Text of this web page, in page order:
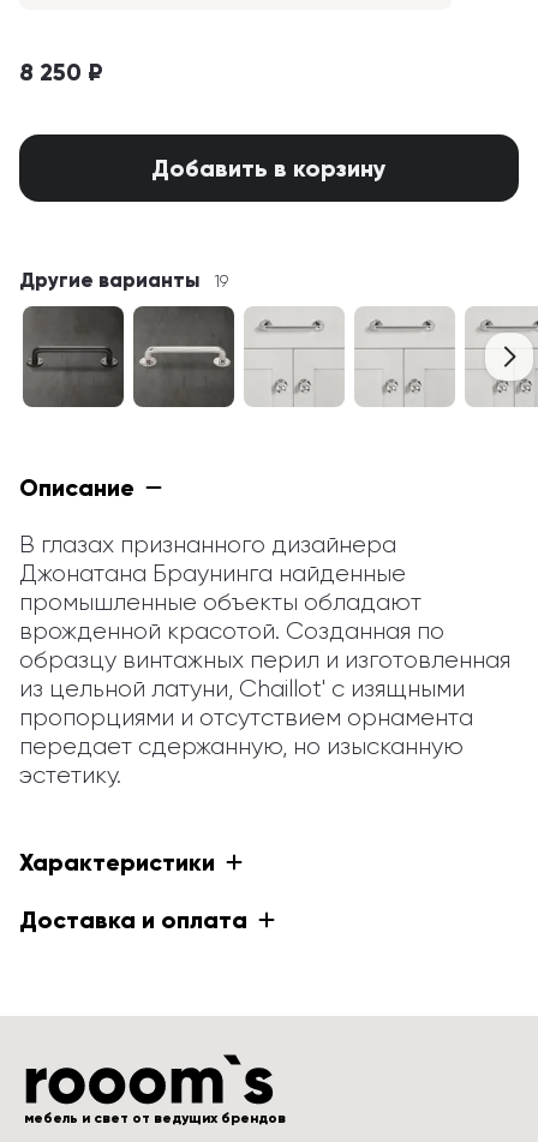
8 250 ₽
Добавить в корзину
Другие варианты 19
Описание
В глазах признанного дизайнера
Джонатана Браунинга найденные
промышленные объекты обладают
врожденной красотой. Созданная по
образцу винтажных перил и изготовленная
из цельной латуни, Chaillot' с изящными
пропорциями и отсутствием орнамента
передает сдержанную, но изысканную
эстетику.
Характеристики
Доставка и оплата
мебель и свет от ведущих брендов